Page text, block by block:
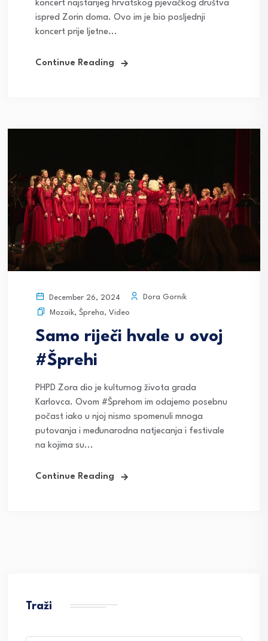
koncert najstarijeg hrvatskog pjevačkog društva
ispred Zorin doma. Ovo im je bio posljednji
koncert prije ljetne...
Continue Reading
December 26, 2024
Dora Gornik
Mozaik, Špreha, Video
Samo riječi hvale u ovoj
#Šprehi
PHPD Zora dio je kulturnog života grada
Karlovca. Ovom #Šprehom im odajemo posebnu
počast iako u njoj nismo spomenuli mnoga
putovanja i međunarodna natjecanja i festivale
na kojima su...
Continue Reading
Traži